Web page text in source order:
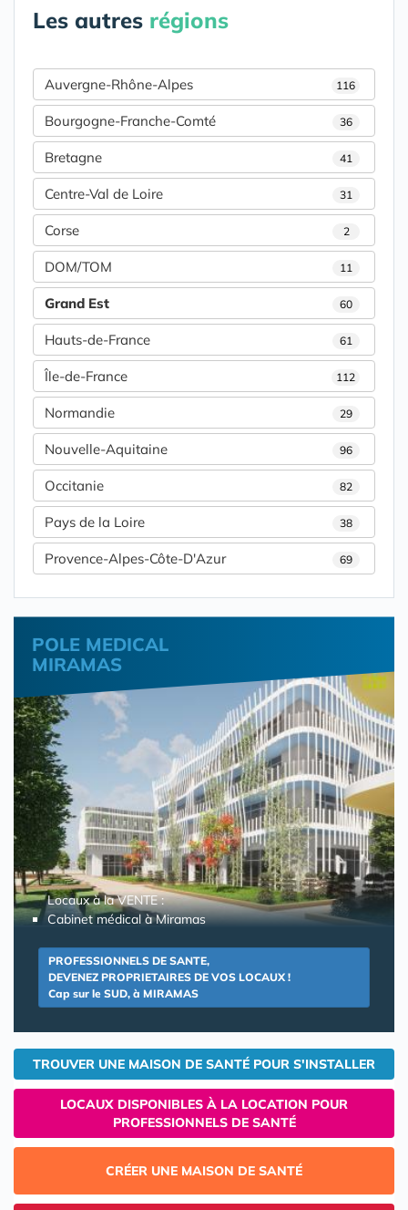
Les autres régions
Auvergne-Rhône-Alpes 116
Bourgogne-Franche-Comté 36
Bretagne 41
Centre-Val de Loire 31
Corse 2
DOM/TOM 11
Grand Est 60
Hauts-de-France 61
Île-de-France 112
Normandie 29
Nouvelle-Aquitaine 96
Occitanie 82
Pays de la Loire 38
Provence-Alpes-Côte-D'Azur 69
POLE MEDICAL
MIRAMAS
Locaux à la VENTE :
Cabinet médical à Miramas
PROFESSIONNELS DE SANTE,
DEVENEZ PROPRIETAIRES DE VOS LOCAUX !
Cap sur le SUD, à MIRAMAS
TROUVER UNE MAISON DE SANTÉ POUR S'INSTALLER
LOCAUX DISPONIBLES À LA LOCATION POUR
PROFESSIONNELS DE SANTÉ
CRÉER UNE MAISON DE SANTÉ